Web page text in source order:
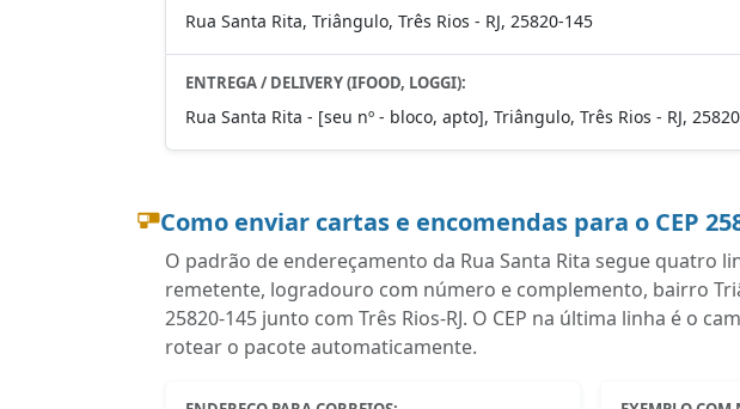
Rua Santa Rita, Triângulo, Três Rios - RJ, 25820-145
ENTREGA / DELIVERY (IFOOD, LOGGI):
Rua Santa Rita - [seu nº - bloco, apto], Triângulo, Três Rios - RJ,
Como enviar cartas e encomendas para o CEP
O padrão de endereçamento da Rua Santa Rita segue quatro
remetente, logradouro com número e complemento, bairro
25820-145 junto com Três Rios-RJ. O CEP na última linha é o
rotear o pacote automaticamente.